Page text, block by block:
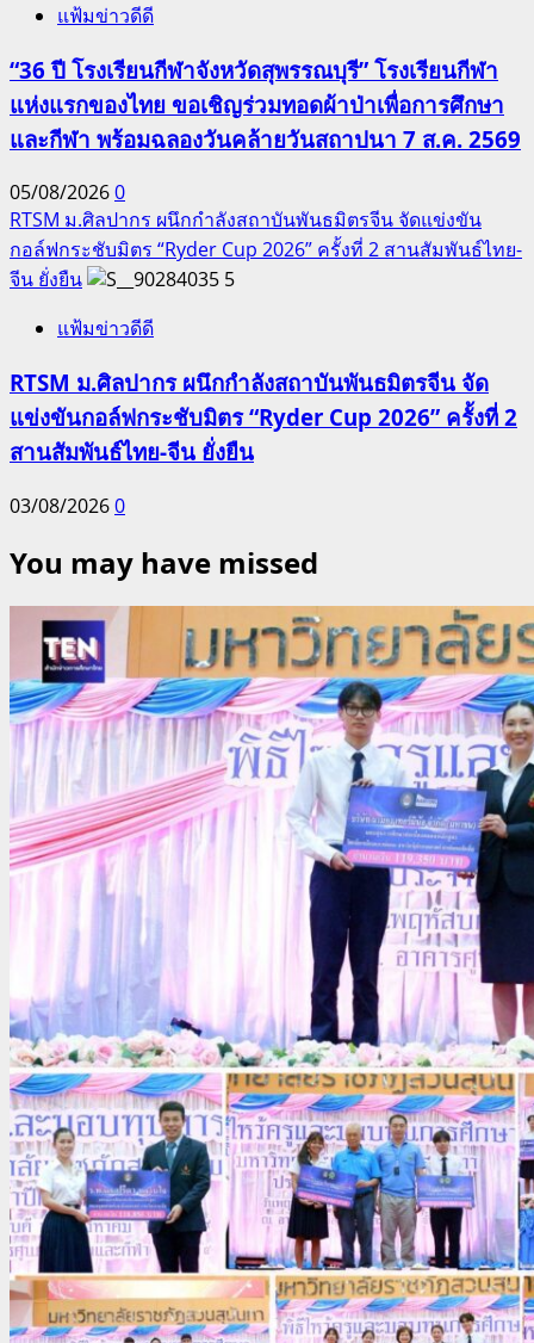
แฟ้มข่าวดีดี
“36 ปี โรงเรียนกีฬาจังหวัดสุพรรณบุรี” โรงเรียนกีฬา
แห่งแรกของไทย ขอเชิญร่วมทอดผ้าป่าเพื่อการศึกษา
และกีฬา พร้อมฉลองวันคล้ายวันสถาปนา 7 ส.ค. 2569
05/08/20260
RTSM ม.ศิลปากร ผนึกกำลังสถาบันพันธมิตรจีน จัดแข่งขัน
กอล์ฟกระชับมิตร “Ryder Cup 2026” ครั้งที่ 2 สานสัมพันธ์ไทย-
จีน ยั่งยืน
5
แฟ้มข่าวดีดี
RTSM ม.ศิลปากร ผนึกกำลังสถาบันพันธมิตรจีน จัด
แข่งขันกอล์ฟกระชับมิตร “Ryder Cup 2026” ครั้งที่ 2
สานสัมพันธ์ไทย-จีน ยั่งยืน
03/08/20260
You may have missed